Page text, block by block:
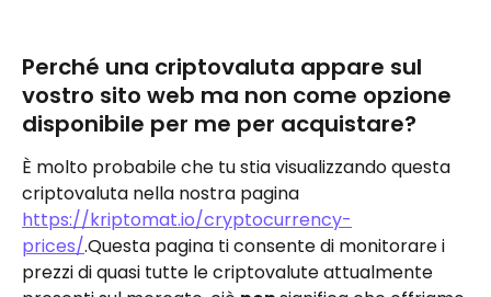
Perché una criptovaluta appare sul
vostro sito web ma non come opzione
disponibile per me per acquistare?
È molto probabile che tu stia visualizzando questa
criptovaluta nella nostra pagina
https://kriptomat.io/cryptocurrency-
prices/.Questa pagina ti consente di monitorare i
prezzi di quasi tutte le criptovalute attualmente